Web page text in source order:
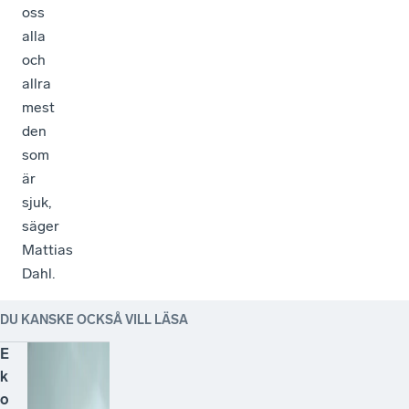
oss
alla
och
allra
mest
den
som
är
sjuk,
säger
Mattias
Dahl.
DU KANSKE OCKSÅ VILL LÄSA
E
k
o